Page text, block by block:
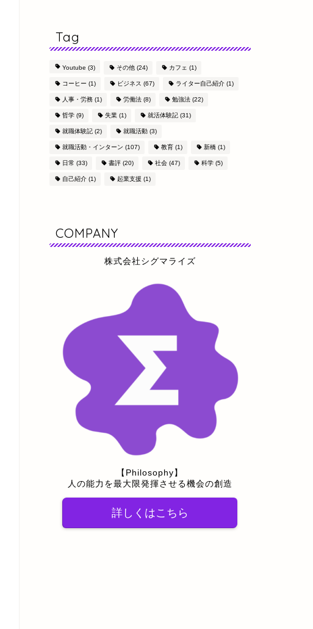
Tag
Youtube (3) その他(24) カフェ (1)
コーヒー (1) ビジネス (67) ライター自己紹介(1)
人事・労務(1) 労働法(8) 勉強法(22)
哲学(9) 失業(1) 就活体験記(31)
就職体験記(2) 就職活動(3)
就職活動・インターン (107) 教育 (1) 新橋(1)
日常 (33) 書評(20) 社会(47) 科学(5)
自己紹介(1) 起業支援 (1)
COMPANY
株式会社シグマライズ
【Philosophy】
人の能力を最大限発揮させる機会の創造
詳しくはこちら